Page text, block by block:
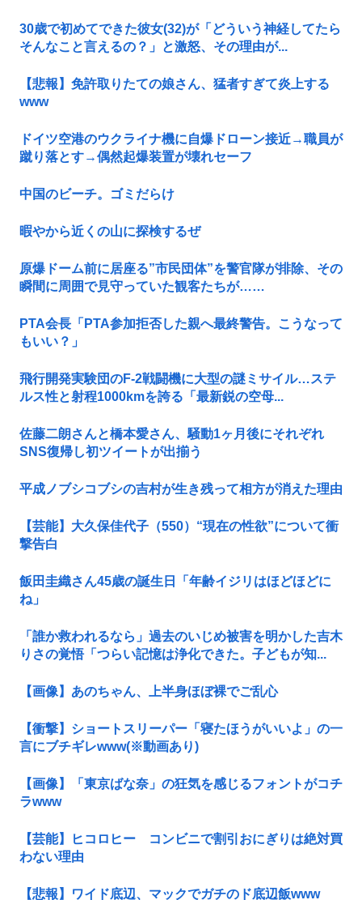
30歳で初めてできた彼女(32)が「どういう神経してたら
そんなこと言えるの？」と激怒、その理由が...
【悲報】免許取りたての娘さん、猛者すぎて炎上する
www
ドイツ空港のウクライナ機に自爆ドローン接近→職員が
蹴り落とす→偶然起爆装置が壊れセーフ
中国のビーチ。ゴミだらけ
暇やから近くの山に探検するぜ
原爆ドーム前に居座る”市民団体”を警官隊が排除、その
瞬間に周囲で見守っていた観客たちが……
PTA会長「PTA参加拒否した親へ最終警告。こうなって
もいい？」
飛行開発実験団のF-2戦闘機に大型の謎ミサイル…ステ
ルス性と射程1000kmを誇る「最新鋭の空母...
佐藤二朗さんと橋本愛さん、騒動1ヶ月後にそれぞれ
SNS復帰し初ツイートが出揃う
平成ノブシコブシの吉村が生き残って相方が消えた理由
【芸能】大久保佳代子（550）“現在の性欲”について衝
撃告白
飯田圭織さん45歳の誕生日「年齢イジリはほどほどに
ね」
「誰か救われるなら」過去のいじめ被害を明かした吉木
りさの覚悟「つらい記憶は浄化できた。子どもが知...
【画像】あのちゃん、上半身ほぼ裸でご乱心
【衝撃】ショートスリーパー「寝たほうがいいよ」の一
言にブチギレwww(※動画あり)
【画像】「東京ばな奈」の狂気を感じるフォントがコチ
ラwww
【芸能】ヒコロヒー コンビニで割引おにぎりは絶対買
わない理由
【悲報】ワイド底辺、マックでガチのド底辺飯www